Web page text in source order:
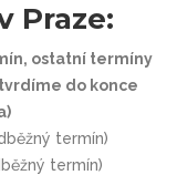
Praze:
ostatní termíny
do konce
termín)
termín)